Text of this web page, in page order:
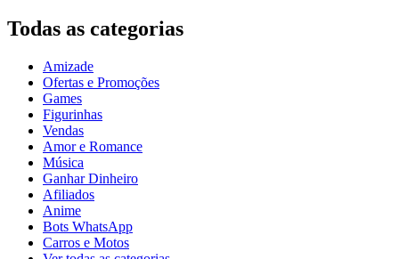
Todas as categorias
Amizade
Ofertas e Promoções
Games
Figurinhas
Vendas
Amor e Romance
Música
Ganhar Dinheiro
Afiliados
Anime
Bots WhatsApp
Carros e Motos